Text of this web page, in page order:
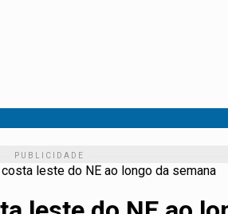
leste do NE ao longo da semana